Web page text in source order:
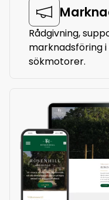
Rådgivning,
marknadsföring
sökmotorer.